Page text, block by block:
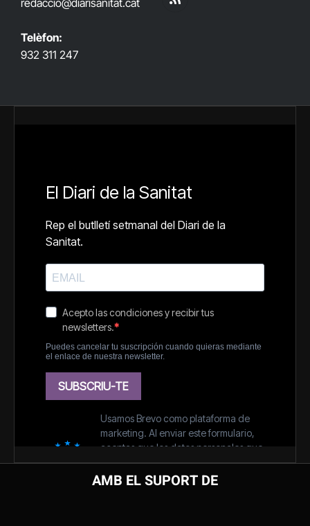
redaccio@diarisanitat.cat
Telèfon:
932 311 247
RSS
AMB EL SUPORT DE